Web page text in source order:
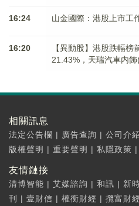
16:24 山金國際：港股上市工
16:20
【異動股】港股跌幅
21.43%，天瑞汽車内
相關訊息
法定公告欄 | 廣告查詢 | 公司介紹
版權聲明 | 重要聲明 | 私隱政策 |
友情鏈接
清博智能 | 艾媒諮詢 | 和訊 | 新
刊
| 壹財信 | 權衡財經 | 攬富財經